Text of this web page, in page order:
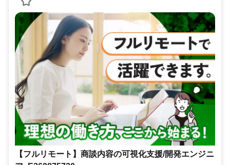
【フルリモート】商談内容の可視化支援/開発エンジニ